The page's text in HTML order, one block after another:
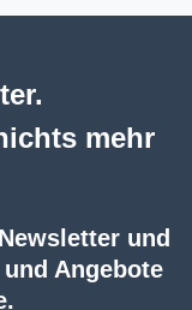
mehr
und
Angebote